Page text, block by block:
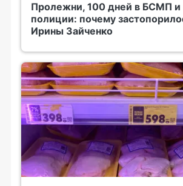
Пролежни, 100 дней в БСМП и
полиции: почему
Ирины Зайченко